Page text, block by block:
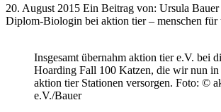
20. August 2015 Ein Beitrag von: Ursula Bauer
Diplom-Biologin bei aktion tier – menschen für
Insgesamt übernahm aktion tier e.V. bei
Hoarding Fall 100 Katzen, die wir nun in
aktion tier Stationen versorgen. Foto: ©
e.V./Bauer